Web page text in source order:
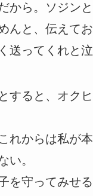
から。ソジン
んと、伝えて
送ってくれと
すると、オク
れからは私が
い。
を守ってみせ